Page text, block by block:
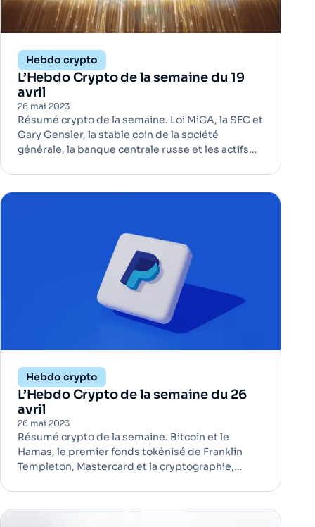
Hebdo crypto
L’Hebdo Crypto de la semaine du 19
avril
26 mai 2023
Résumé crypto de la semaine. Loi MiCA, la SEC et
Gary Gensler, la stable coin de la société
générale, la banque centrale russe et les actifs
semaine est chargée.
Hebdo crypto
L’Hebdo Crypto de la semaine du 26
avril
26 mai 2023
Résumé crypto de la semaine. Bitcoin et le
Hamas, le premier fonds tokénisé de Franklin
Templeton, Mastercard et la cryptographie,
crypto, le Zimbabwe lance ses jetons
numériques. En bref, la semaine est chargée.